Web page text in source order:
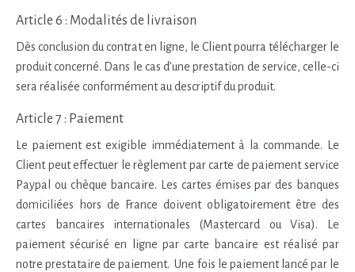
Article 6 : Modalités de livraison
Dès conclusion du contrat en ligne, le Client pourra télécharger le
produit concerné. Dans le cas d’une prestation de service, celle-ci
sera réalisée conformément au descriptif du produit.
Article 7 : Paiement
Le paiement est exigible immédiatement à la commande. Le
Client peut effectuer le règlement par carte de paiement service
Paypal ou chèque bancaire. Les cartes émises par des banques
domiciliées hors de France doivent obligatoirement être des
cartes bancaires internationales (Mastercard ou Visa). Le
paiement sécurisé en ligne par carte bancaire est réalisé par
notre prestataire de paiement. Une fois le paiement lancé par le